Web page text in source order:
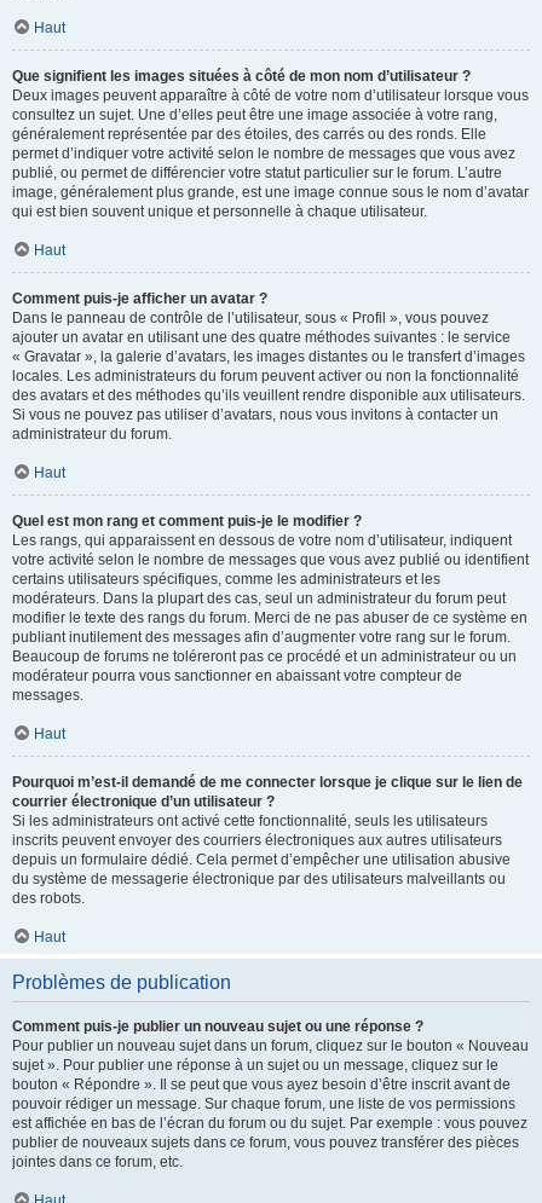
Haut
Que signifient les images situées à côté de mon nom d’utilisateur ?
Deux images peuvent apparaître à côté de votre nom d’utilisateur lorsque vous
consultez un sujet. Une d’elles peut être une image associée à votre rang,
généralement représentée par des étoiles, des carrés ou des ronds. Elle
permet d’indiquer votre activité selon le nombre de messages que vous avez
publié, ou permet de différencier votre statut particulier sur le forum. L’autre
image, généralement plus grande, est une image connue sous le nom d’avatar
qui est bien souvent unique et personnelle à chaque utilisateur.
Haut
Comment puis-je afficher un avatar ?
Dans le panneau de contrôle de l’utilisateur, sous « Profil », vous pouvez
ajouter un avatar en utilisant une des quatre méthodes suivantes : le service
« Gravatar », la galerie d’avatars, les images distantes ou le transfert d’images
locales. Les administrateurs du forum peuvent activer ou non la fonctionnalité
des avatars et des méthodes qu’ils veuillent rendre disponible aux utilisateurs.
Si vous ne pouvez pas utiliser d’avatars, nous vous invitons à contacter un
administrateur du forum.
Haut
Quel est mon rang et comment puis-je le modifier ?
Les rangs, qui apparaissent en dessous de votre nom d’utilisateur, indiquent
votre activité selon le nombre de messages que vous avez publié ou identifient
certains utilisateurs spécifiques, comme les administrateurs et les
modérateurs. Dans la plupart des cas, seul un administrateur du forum peut
modifier le texte des rangs du forum. Merci de ne pas abuser de ce système en
publiant inutilement des messages afin d’augmenter votre rang sur le forum.
Beaucoup de forums ne toléreront pas ce procédé et un administrateur ou un
modérateur pourra vous sanctionner en abaissant votre compteur de
messages.
Haut
Pourquoi m’est-il demandé de me connecter lorsque je clique sur le lien de
courrier électronique d’un utilisateur ?
Si les administrateurs ont activé cette fonctionnalité, seuls les utilisateurs
inscrits peuvent envoyer des courriers électroniques aux autres utilisateurs
depuis un formulaire dédié. Cela permet d’empêcher une utilisation abusive
du système de messagerie électronique par des utilisateurs malveillants ou
des robots.
Haut
Problèmes de publication
Comment puis-je publier un nouveau sujet ou une réponse ?
Pour publier un nouveau sujet dans un forum, cliquez sur le bouton « Nouveau
sujet ». Pour publier une réponse à un sujet ou un message, cliquez sur le
bouton « Répondre ». Il se peut que vous ayez besoin d’être inscrit avant de
pouvoir rédiger un message. Sur chaque forum, une liste de vos permissions
est affichée en bas de l’écran du forum ou du sujet. Par exemple : vous pouvez
publier de nouveaux sujets dans ce forum, vous pouvez transférer des pièces
jointes dans ce forum, etc.